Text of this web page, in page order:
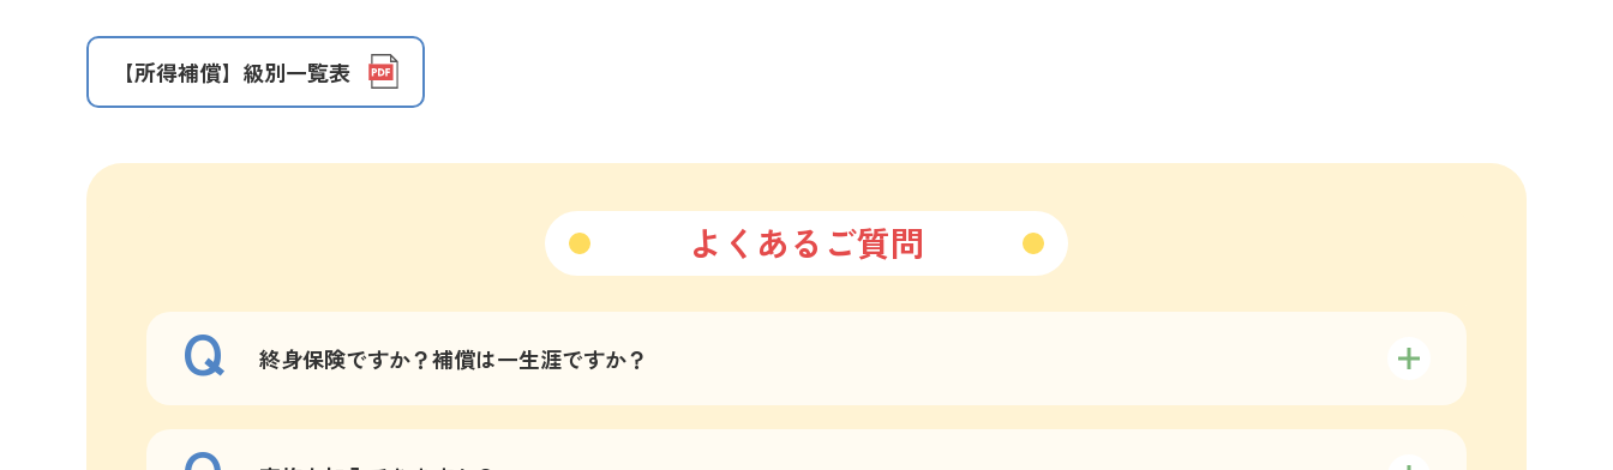
【所得補償】級別一覧表
よくあるご質問
終身保険ですか？補償は一生涯ですか？